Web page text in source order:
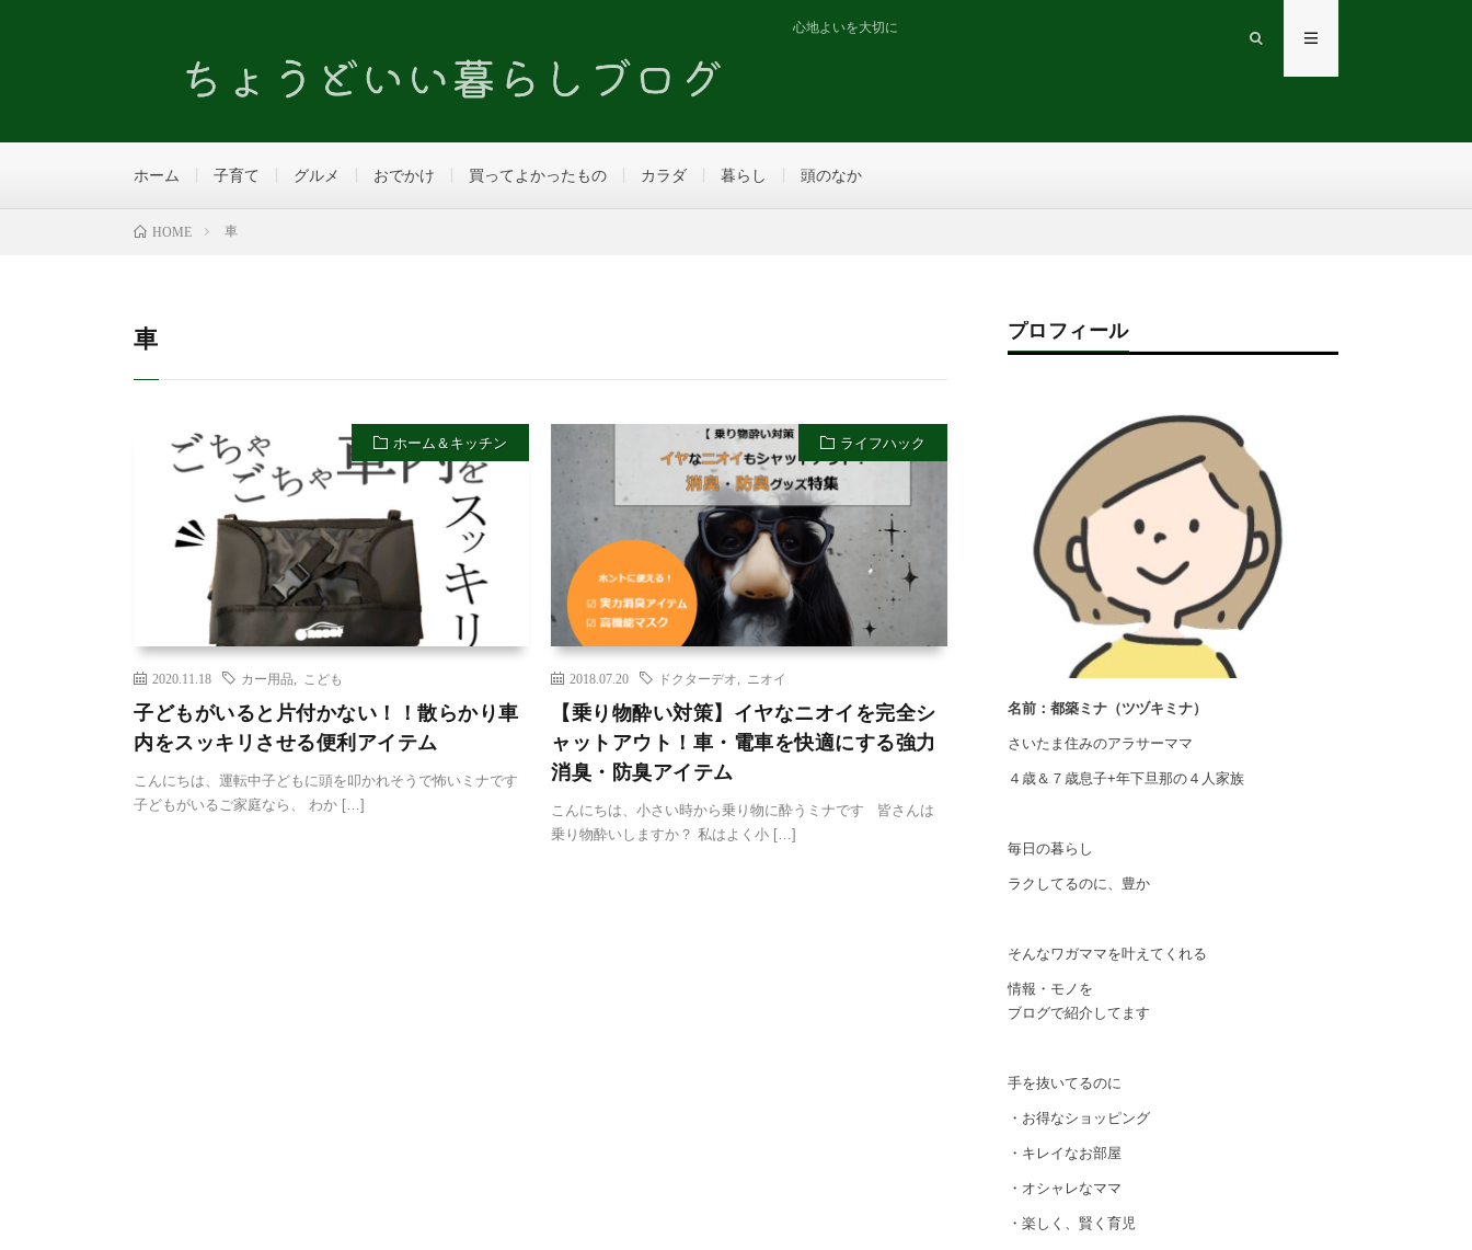
心地よいを大切に
ホーム 子育て グルメ おでかけ 買ってよかったもの カラダ 暮らし 頭のなか
HOME 車
車
ホーム＆キッチン
2020.11.18 カー用品 こども
子どもがいると片付かない！！散らかり車
内をスッキリさせる便利アイテム
こんにちは、運転中子どもに頭を叩かれそうで怖いミナです
子どもがいるご家庭なら、 わか […]
ライフハック
2018.07.20 ドクターデオ ニオイ
【乗り物酔い対策】イヤなニオイを完全シ
ャットアウト！車・電車を快適にする強力
消臭・防臭アイテム
こんにちは、小さい時から乗り物に酔うミナです 皆さんは
乗り物酔いしますか？ 私はよく小 […]
プロフィール
名前：都築ミナ（ツヅキミナ）
さいたま住みのアラサーママ
４歳＆７歳息子+年下旦那の４人家族
毎日の暮らし
ラクしてるのに、豊か
そんなワガママを叶えてくれる
情報・モノを
ブログで紹介してます
手を抜いてるのに
・お得なショッピング
・キレイなお部屋
・オシャレなママ
・楽しく、賢く育児